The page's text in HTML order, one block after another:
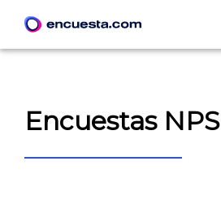
Encuestas NPS